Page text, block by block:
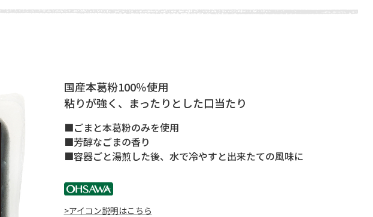
国産本葛粉100％使用
粘りが強く、まったりとした口当たり
■ごまと本葛粉のみを使用
■芳醇なごまの香り
■容器ごと湯煎した後、水で冷やすと出来たての風味に
>アイコン説明はこちら